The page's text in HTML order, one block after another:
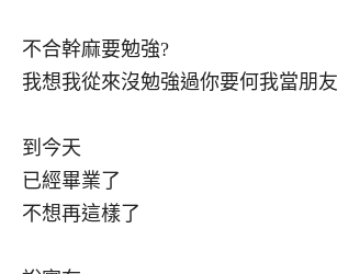
不合幹麻要勉強?
我想我從來沒勉強過你要何我當朋
到今天
已經畢業了
不想再這樣了